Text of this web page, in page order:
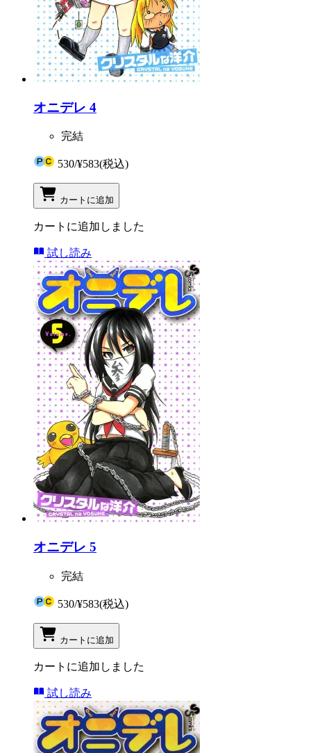
オニデレ 4
完結
530/¥583(税込)
カートに追加
カートに追加しました
試し読み
オニデレ 5
完結
530/¥583(税込)
カートに追加
カートに追加しました
試し読み